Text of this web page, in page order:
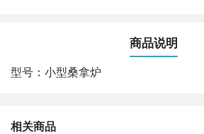
商品说明
型号：小型桑拿炉
相关商品